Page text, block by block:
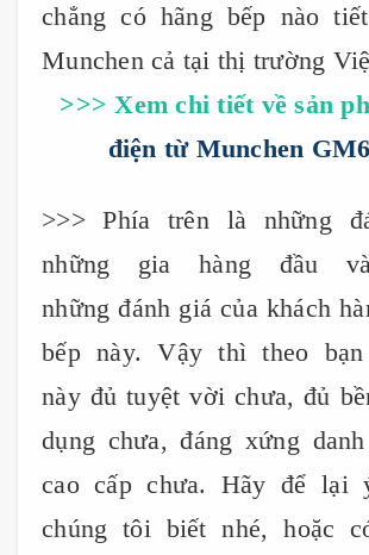
chẳng có hãng bếp nào
Munchen cả tại thị trường
>>> Xem chi tiết về sản
điện từ Munchen
>>> Phía trên là những
những gia hàng đầu
những đánh giá của khách
bếp này. Vậy thì theo
này đủ tuyệt vời chưa, đủ
dụng chưa, đáng xứng
cao cấp chưa. Hãy để lại
chúng tôi biết nhé, hoặc